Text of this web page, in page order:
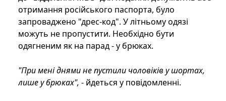
отримання російського паспорта, було
запроваджено "дрес-код". У літньому одязі
можуть не пропустити. Необхідно бути
одягненим як на парад - у брюках.
"При мені днями не пустили чоловіків у шортах,
лише у брюках", - йдеться у повідомленні.